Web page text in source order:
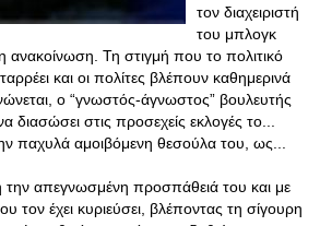
τον διαχειριστή
του μπλογκ
ανακοίνωση. Τη στιγμή που το πολιτικό
και οι πολίτες βλέπουν καθημερινά
ο “γνωστός-άγνωστος” βουλευτής
διασώσει στις προσεχείς εκλογές το...
παχυλά αμοιβόμενη θεσούλα του, ως...
απεγνωσμένη προσπάθειά του και με
τον έχει κυριεύσει, βλέποντας τη σίγουρη